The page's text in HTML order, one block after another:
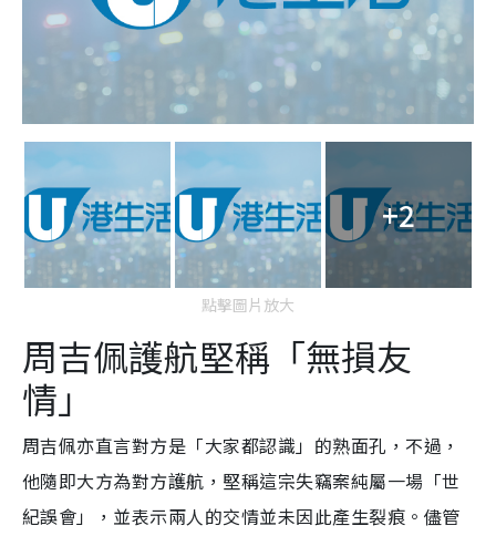
+2
點擊圖片放大
周吉佩護航堅稱「無損友
情」
周吉佩亦直言對方是「大家都認識」的熟面孔，不過，
他隨即大方為對方護航，堅稱這宗失竊案純屬一場「世
紀誤會」，並表示兩人的交情並未因此產生裂痕。儘管